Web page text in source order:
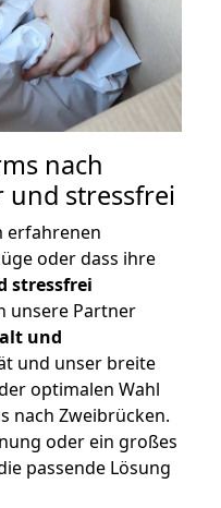
nach
und stressfrei
erfahrenen
oder dass ihre
stressfrei
unsere Partner
und
und unser breite
optimalen Wahl
nach Zweibrücken.
oder ein großes
passende Lösung